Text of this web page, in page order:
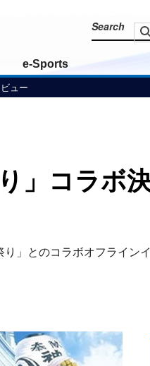
ュー
e-Sports
」コラボ
」とのコラボオフライン